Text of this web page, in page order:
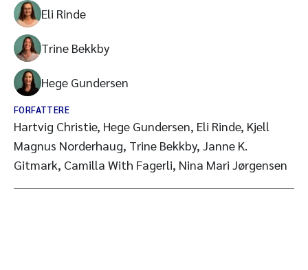
Eli Rinde
Trine Bekkby
Hege Gundersen
FORFATTERE
Hartvig Christie, Hege Gundersen, Eli Rinde, Kjell
Magnus Norderhaug, Trine Bekkby, Janne K.
Gitmark, Camilla With Fagerli, Nina Mari Jørgensen